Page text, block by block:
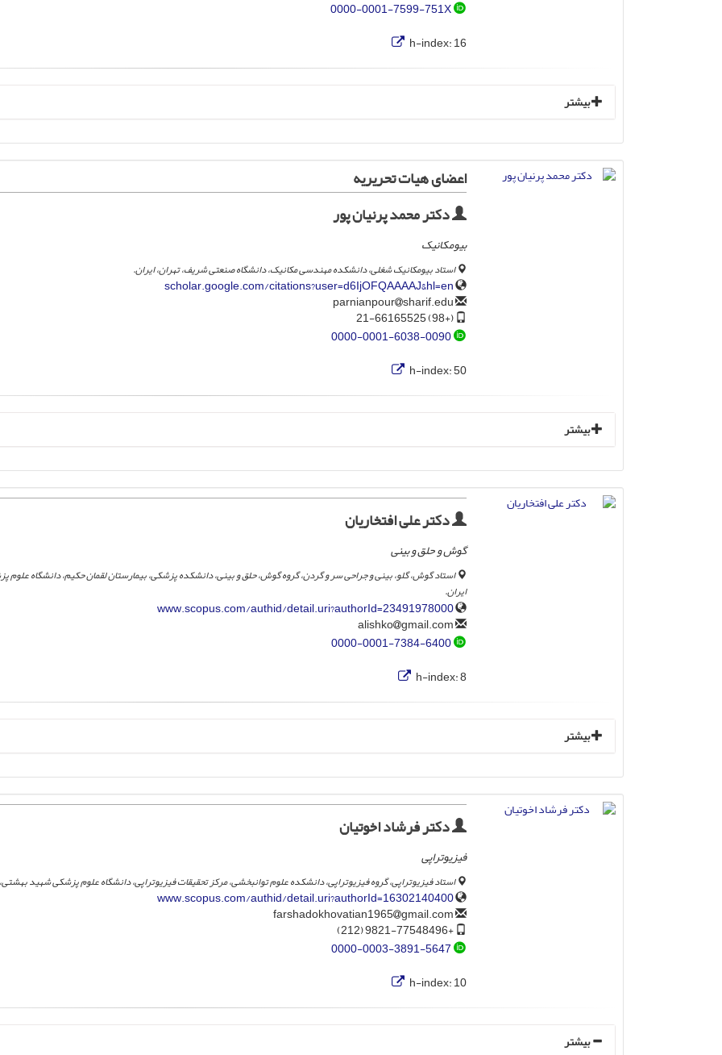
0000-0001-7599-751X
h-index:16
بیشتر
اعضای هیات تحریریه
دکتر محمد پرنیان پور
بیومکانیک
استاد بیومکانیک شغلی، دانشکده مهندسی مکانیک، دانشگاه صنعتی شریف، تهران، ایران.
scholar.google.com/citations?user=d6IjOFQAAAAJ&hl=en
sharif.edu
(+98) 21-66165525
0000-0001-6038-0090
h-index:50
بیشتر
دکتر علی افتخاریان
گوش و حلق و بینی
استاد گوش، گلو، بینی و جراحی سر و گردن، گروه گوش، حلق و بینی، دانشکده پزشکی، بیمارستان لقمان حکیم، دانشگاه علوم
ایران.
www.scopus.com/authid/detail.uri?authorId=23491978000
gmail.com
0000-0001-7384-6400
h-index:8
بیشتر
دکتر فرشاد اخوتیان
فیزیوتراپی
استاد فیزیوتراپی، گروه فیزیوتراپی، دانشکده علوم توانبخشی، مرکز تحقیقات فیزیوتراپی، دانشگاه علوم پزشکی شهید بهشتی،
www.scopus.com/authid/detail.uri?authorId=16302140400
gmail.com
+9821-77548496 (212)
0000-0003-3891-5647
h-index:10
بیشتر